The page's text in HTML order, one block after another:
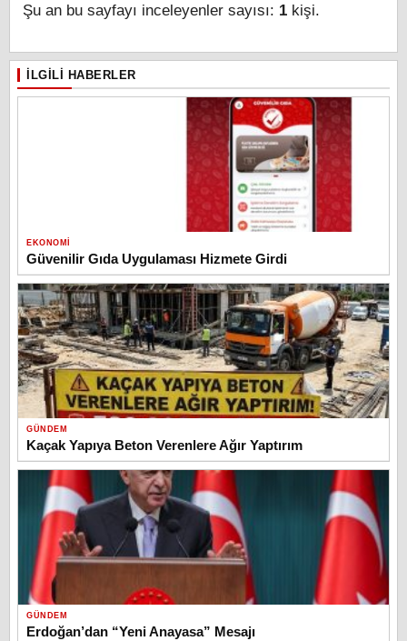
Şu an bu sayfayı inceleyenler sayısı: 1 kişi.
İLGILI HABERLER
EKONOMI
Güvenilir Gıda Uygulaması Hizmete Girdi
GÜNDEM
Kaçak Yapıya Beton Verenlere Ağır Yaptırım
GÜNDEM
Erdoğan’dan “Yeni Anayasa” Mesajı